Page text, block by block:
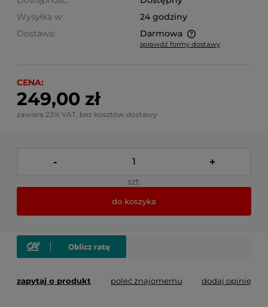
Wysyłka w:
24 godziny
Dostawa:
Darmowa
Cena nie zawiera ewentualnych kosztów płatności
sprawdź formy dostawy
CENA:
249,00 zł
zawiera 23% VAT, bez kosztów dostawy
- +
szt.
do koszyka
zapytaj o produkt poleć znajomemu dodaj opinię